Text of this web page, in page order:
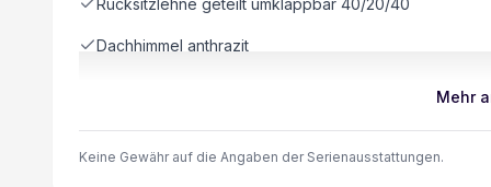
Rücksitzlehne geteilt umklappbar 40/20/40
Dachhimmel anthrazit
Kindersitzbefestigung Isofix
HiFi-Lautsprechersystem
Mehr
Keine Gewähr auf die Angaben der Serienausstattungen.